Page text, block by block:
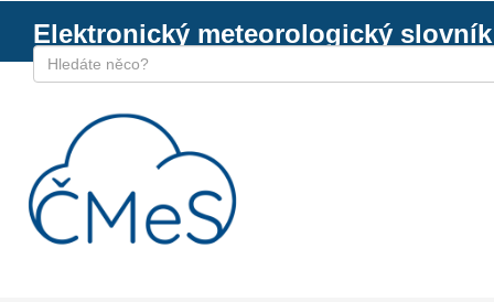
Elektronický meteorologický slovník